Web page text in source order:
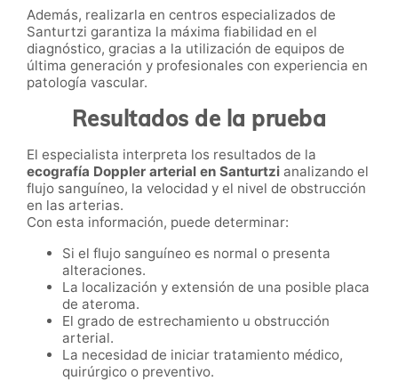
Además, realizarla en centros especializados de
Santurtzi garantiza la máxima fiabilidad en el
diagnóstico, gracias a la utilización de equipos de
última generación y profesionales con experiencia en
patología vascular.
Resultados de la prueba
El especialista interpreta los resultados de la
ecografía Doppler arterial en Santurtzi analizando el
flujo sanguíneo, la velocidad y el nivel de obstrucción
en las arterias.
Con esta información, puede determinar:
Si el flujo sanguíneo es normal o presenta
alteraciones.
La localización y extensión de una posible placa
de ateroma.
El grado de estrechamiento u obstrucción
arterial.
La necesidad de iniciar tratamiento médico,
quirúrgico o preventivo.